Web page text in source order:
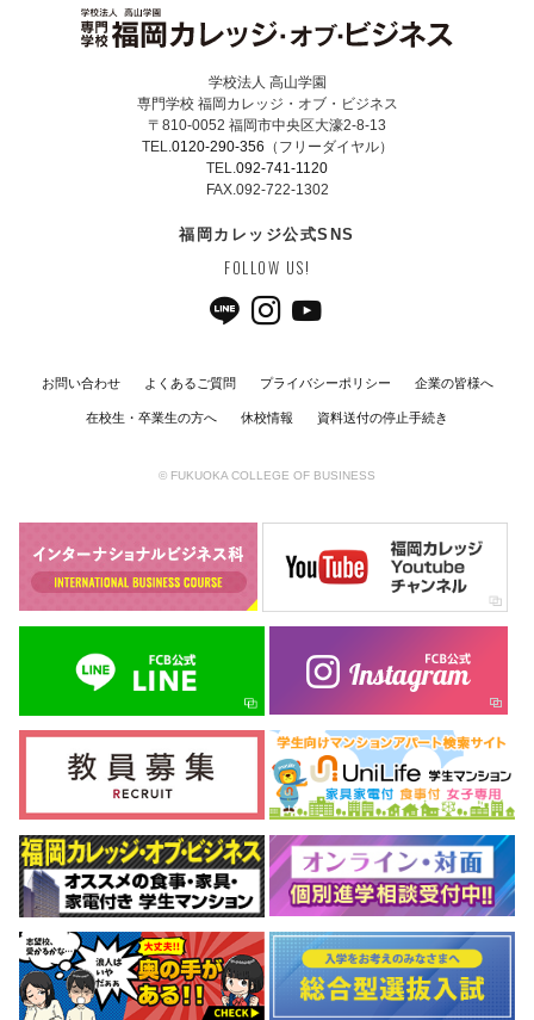
学校法人 高山学園
専門学校 福岡カレッジ・オブ・ビジネス
〒810-0052 福岡市中央区大濠2-8-13
TEL.0120-290-356 （フリーダイヤル）
TEL.092-741-1120
FAX.092-722-1302
福岡カレッジ公式SNS
FOLLOW US!
お問い合わせ よくあるご質問 プライバシーポリシー 企業の皆様へ
在校生・卒業生の方へ 休校情報 資料送付の停止手続き
© FUKUOKA COLLEGE OF BUSINESS